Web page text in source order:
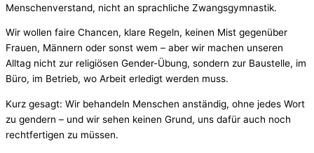
Menschenverstand, nicht an sprachliche Zwangsgymnastik.
Wir wollen faire Chancen, klare Regeln, keinen Mist gegenüber
Frauen, Männern oder sonst wem – aber wir machen unseren
Alltag nicht zur religiösen Gender-Übung, sondern zur Baustelle, im
Büro, im Betrieb, wo Arbeit erledigt werden muss.
Kurz gesagt: Wir behandeln Menschen anständig, ohne jedes Wort
zu gendern – und wir sehen keinen Grund, uns dafür auch noch
rechtfertigen zu müssen.